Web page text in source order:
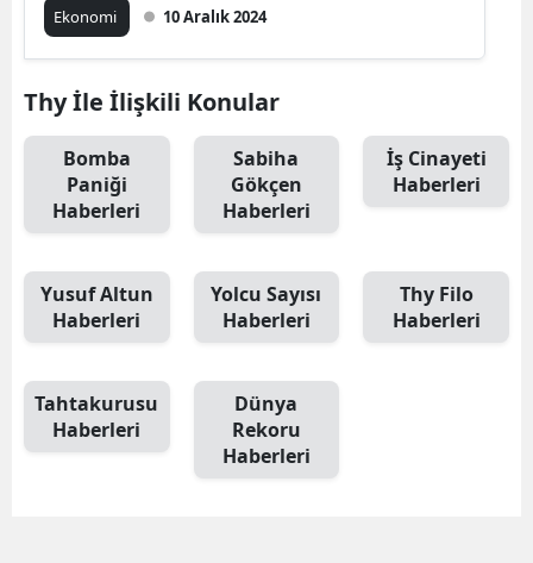
Ekonomi 10 Aralık 2024
Thy İle İlişkili Konular
Bomba
Paniği
Haberleri
Sabiha
Gökçen
Haberleri
İş Cinayeti
Haberleri
Yusuf Altun
Haberleri
Yolcu Sayısı
Haberleri
Thy Filo
Haberleri
Tahtakurusu
Haberleri
Dünya
Rekoru
Haberleri